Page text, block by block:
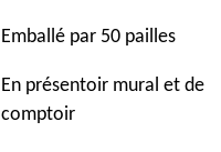
Emballé par 50 pailles
En présentoir mural et de
comptoir